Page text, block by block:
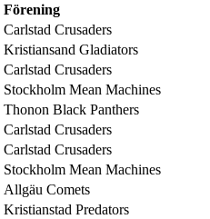
Förening
Carlstad Crusaders
Kristiansand Gladiators
Carlstad Crusaders
Stockholm Mean Machines
Thonon Black Panthers
Carlstad Crusaders
Carlstad Crusaders
Stockholm Mean Machines
Allgäu Comets
Kristianstad Predators